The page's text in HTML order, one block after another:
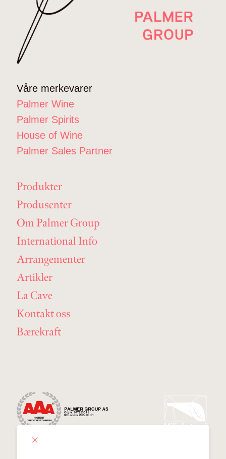
Våre merkevarer
Palmer Wine
Palmer Spirits
House of Wine
Palmer Sales Partner
Produkter
Produsenter
Om Palmer Group
International Info
Arrangementer
Artikler
La Cave
Kontakt oss
Bærekraft